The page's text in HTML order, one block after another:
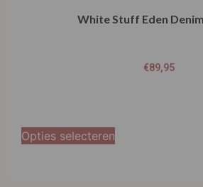
White Stuff Eden
€89,95
Opties selecteren